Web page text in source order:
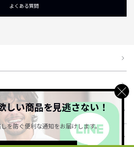
よくある質問
しい商品を見逃さない！
を防ぐ便利な通知をお届けします。